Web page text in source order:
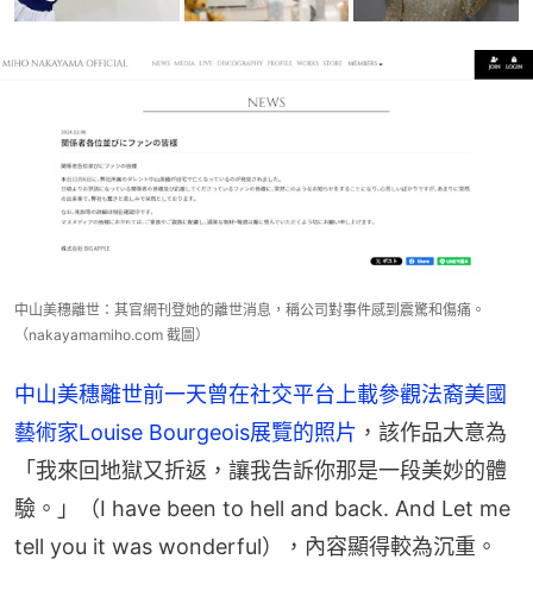
中山美穗離世：其官網刊登她的離世消息，稱公司對事件感到震驚和傷痛。
（nakayamamiho.com 截圖）
中山美穗離世前一天曾在社交平台上載參觀法裔美國
藝術家Louise Bourgeois展覽的照片 ，該作品大意為
「我來回地獄又折返，讓我告訴你那是一段美妙的體
驗。」（I have been to hell and back. And Let me
tell you it was wonderful），內容顯得較為沉重。